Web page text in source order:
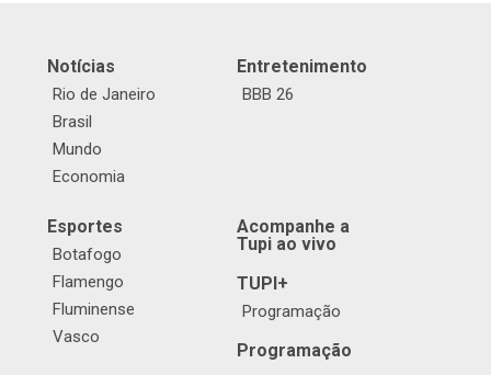
Notícias
Rio de Janeiro
Brasil
Mundo
Economia
Entretenimento
BBB 26
Esportes
Botafogo
Flamengo
Fluminense
Vasco
Acompanhe a
Tupi ao vivo
TUPI+
Programação
Programação